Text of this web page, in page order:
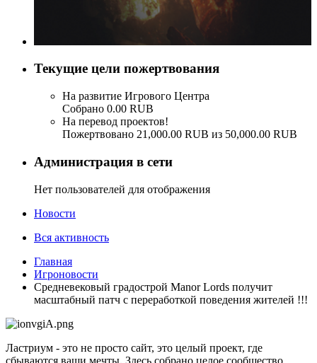
Текущие цели пожертвования
На развитие Игрового Центра
Собрано 0.00 RUB
На перевод проектов!
Пожертвовано 21,000.00 RUB из 50,000.00 RUB
Администрация в сети
Нет пользователей для отображения
Новости
Вся активность
Главная
Игроновости
Средневековый градострой Manor Lords получит
масштабный патч с переработкой поведения жителей !!!
Ластриум - это не просто сайт, это целый проект, где
сбываются ваши мечты. Здесь собрано целое сообщество